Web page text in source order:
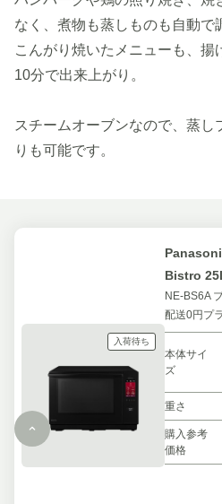
なく、煮物も蒸しものも自動で
こんがり焼いたメニューも、揚
10分で出来上がり。
スチームオーブンなので、蒸
りも可能です。
入荷待ち
Bistro
NE-BS6A
配送0円プ
本体サイ
ズ
重さ
購入参考
価格